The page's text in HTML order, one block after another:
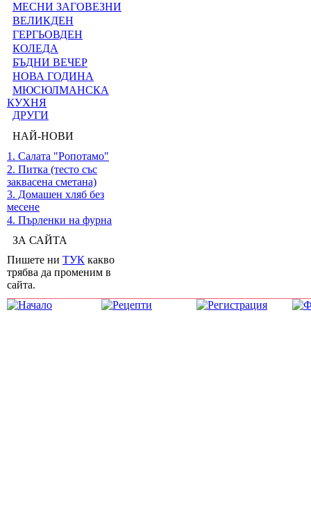
МЕСНИ ЗАГОВЕЗНИ
ВЕЛИКДЕН
ГЕРГЬОВДЕН
КОЛЕДА
БЪДНИ ВЕЧЕР
НОВА ГОДИНА
МЮСЮЛМАНСКА
КУХНЯ
ДРУГИ
НАЙ-НОВИ
1. Салата "Ропотамо"
2. Питка (тесто със
заквасена сметана)
3. Домашен хляб без
месене
4. Пърленки на фурна
ЗА САЙТА
Пишете ни ТУК какво
трябва да променим в
сайта.